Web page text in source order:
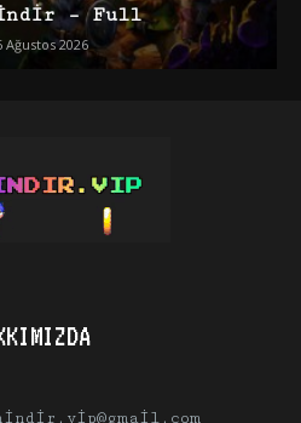
– Full
Ağustos 2026